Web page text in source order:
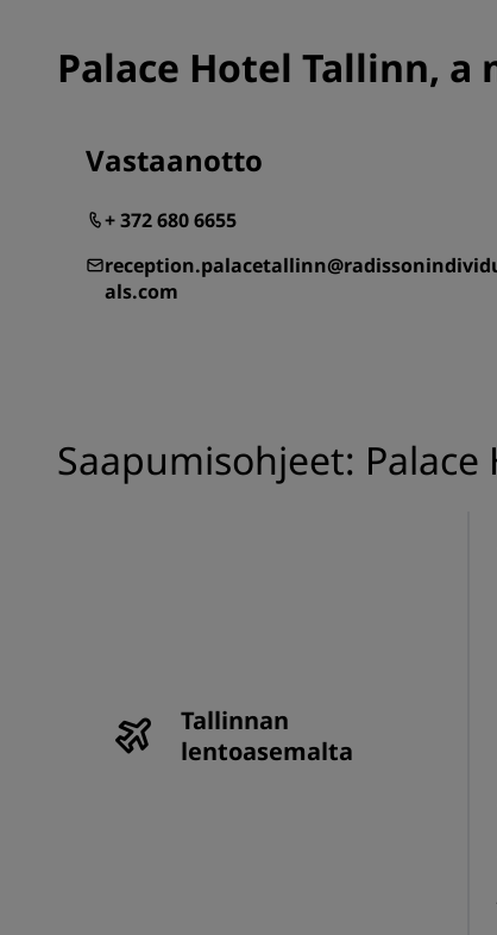
Palace Hotel Tallinn,
Vastaanotto
+ 372 680 6655
als.com
Saapumisohjeet:
Tallinnan
lentoasemalta